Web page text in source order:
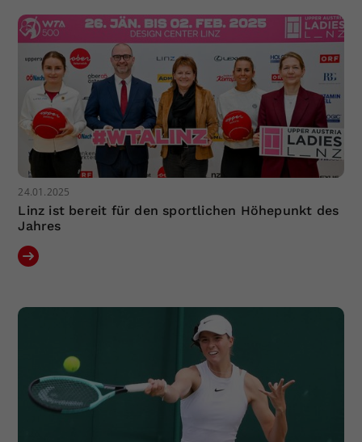
24.01.2025
Linz ist bereit für den sportlichen Höhepunkt des
Jahres